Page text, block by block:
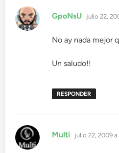
GpoNsU dice:
julio 22,
No ay nada mejor
Un saludo!!
RESPONDER
Multi dice:
julio 22, 2009 a